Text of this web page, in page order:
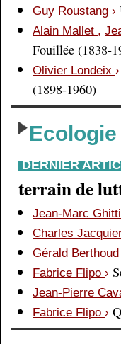
Guy Roustang ›
Alain Mallet ,
Fouillée (1838-
Olivier Londeix ›
(1898-1960)
DERNIER
terrain de
Jean-Marc Ghitti
Charles
Gérald Berthoud
Fabrice Flipo ›
Jean-Pierre
Fabrice Flipo ›